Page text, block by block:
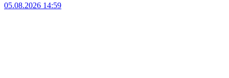
05.08.2026 14:59